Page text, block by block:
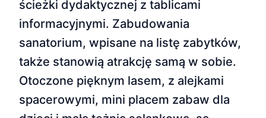
ścieżki dydaktycznej z tablicami
informacyjnymi. Zabudowania
sanatorium, wpisane na listę zabytków,
także stanowią atrakcję samą w sobie.
Otoczone pięknym lasem, z alejkami
spacerowymi, mini placem zabaw dla